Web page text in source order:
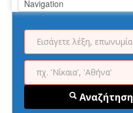
Αναζήτηση